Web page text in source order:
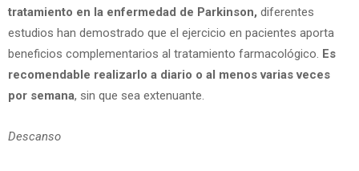
tratamiento en la enfermedad de Parkinson, diferentes
estudios han demostrado que el ejercicio en pacientes aporta
beneficios complementarios al tratamiento farmacológico. Es
recomendable realizarlo a diario o al menos varias veces
por semana, sin que sea extenuante.
Descanso